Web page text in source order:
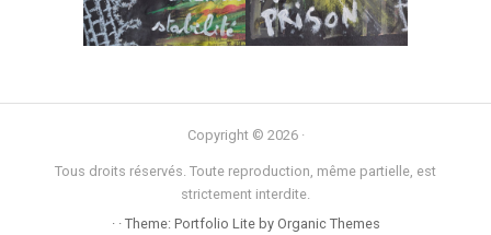
Copyright © 2026 ·
Tous droits réservés. Toute reproduction, même partielle, est
strictement interdite.
· · Theme: Portfolio Lite by Organic Themes